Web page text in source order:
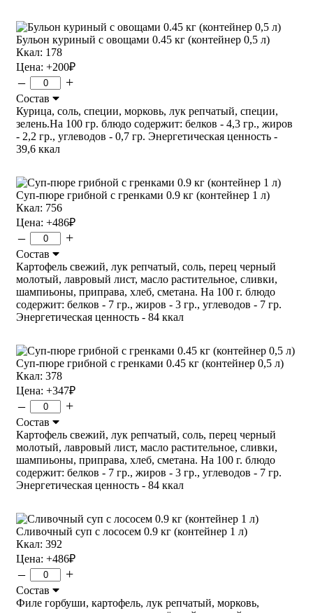
Бульон куриный с овощами 0.45 кг (контейнер 0,5 л)
Ккал: 178
Цена: +200₽
– +
Состав
Курица, соль, специи, морковь, лук репчатый, специи,
зелень.На 100 гр. блюдо содержит: белков - 4,3 гр., жиров
- 2,2 гр., углеводов - 0,7 гр. Энергетическая ценность -
39,6 ккал
Суп-пюре грибной с гренками 0.9 кг (контейнер 1 л)
Ккал: 756
Цена: +486₽
– +
Состав
Картофель свежий, лук репчатый, соль, перец черный
молотый, лавровый лист, масло растительное, сливки,
шампиьоны, приправа, хлеб, сметана. На 100 г. блюдо
содержит: белков - 7 гр., жиров - 3 гр., углеводов - 7 гр.
Энергетическая ценность - 84 ккал
Суп-пюре грибной с гренками 0.45 кг (контейнер 0,5 л)
Ккал: 378
Цена: +347₽
– +
Состав
Картофель свежий, лук репчатый, соль, перец черный
молотый, лавровый лист, масло растительное, сливки,
шампиьоны, приправа, хлеб, сметана. На 100 г. блюдо
содержит: белков - 7 гр., жиров - 3 гр., углеводов - 7 гр.
Энергетическая ценность - 84 ккал
Сливочный суп с лососем 0.9 кг (контейнер 1 л)
Ккал: 392
Цена: +486₽
– +
Состав
Филе горбуши, картофель, лук репчатый, морковь,